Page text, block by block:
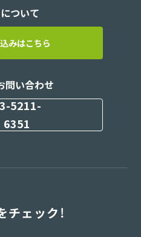
ついて
みはこちら
問い合わせ
5211-
6351
チェック！